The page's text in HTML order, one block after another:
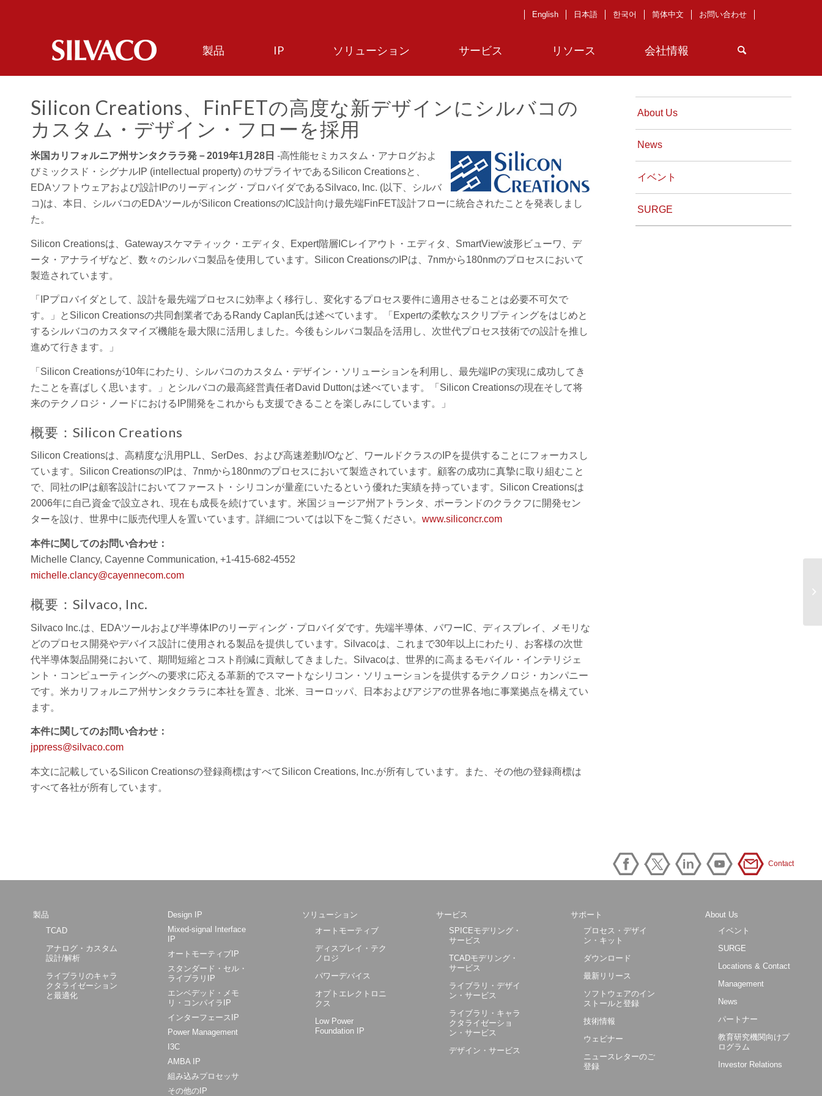
製品 IP ソリューション サービス リソース 会社情報
English 日本語 한국어 简体中文 お問い合わせ
Silicon Creations、FinFETの高度な新デザインにシルバコの
カスタム・デザイン・フローを採用
米国カリフォルニア州サンタクララ発－2019年1月28日 -高性能セミカスタム・アナログおよ
びミックスド・シグナルIP (intellectual property) のサプライヤであるSilicon Creationsと、
EDAソフトウェアおよび設計IPのリーディング・プロバイダであるSilvaco, Inc. (以下、シルバ
コ)は、本日、シルバコのEDAツールがSilicon CreationsのIC設計向け最先端FinFET設計フローに統合されたことを発表しまし
た。
Silicon Creationsは、Gatewayスケマティック・エディタ、Expert階層ICレイアウト・エディタ、SmartView波形ビューワ、デ
ータ・アナライザなど、数々のシルバコ製品を使用しています。Silicon CreationsのIPは、7nmから180nmのプロセスにおいて
製造されています。
「IPプロバイダとして、設計を最先端プロセスに効率よく移行し、変化するプロセス要件に適用させることは必要不可欠で
す。」とSilicon Creationsの共同創業者であるRandy Caplan氏は述べています。「Expertの柔軟なスクリプティングをはじめと
するシルバコのカスタマイズ機能を最大限に活用しました。今後もシルバコ製品を活用し、次世代プロセス技術での設計を推し
進めて行きます。」
「Silicon Creationsが10年にわたり、シルバコのカスタム・デザイン・ソリューションを利用し、最先端IPの実現に成功してき
たことを喜ばしく思います。」とシルバコの最高経営責任者David Duttonは述べています。「Silicon Creationsの現在そして将
来のテクノロジ・ノードにおけるIP開発をこれからも支援できることを楽しみにしています。」
概要：Silicon Creations
Silicon Creationsは、高精度な汎用PLL、SerDes、および高速差動I/Oなど、ワールドクラスのIPを提供することにフォーカスし
ています。Silicon CreationsのIPは、7nmから180nmのプロセスにおいて製造されています。顧客の成功に真摯に取り組むこと
で、同社のIPは顧客設計においてファースト・シリコンが量産にいたるという優れた実績を持っています。Silicon Creationsは
2006年に自己資金で設立され、現在も成長を続けています。米国ジョージア州アトランタ、ポーランドのクラクフに開発セン
ターを設け、世界中に販売代理人を置いています。詳細については以下をご覧ください。 www.siliconcr.com
本件に関してのお問い合わせ：
Michelle Clancy, Cayenne Communication, +1-415-682-4552
michelle.clancy@cayennecom.com
概要：Silvaco, Inc.
Silvaco Inc.は、EDAツールおよび半導体IPのリーディング・プロバイダです。先端半導体、パワーIC、ディスプレイ、メモリな
どのプロセス開発やデバイス設計に使用される製品を提供しています。Silvacoは、これまで30年以上にわたり、お客様の次世
代半導体製品開発において、期間短縮とコスト削減に貢献してきました。Silvacoは、世界的に高まるモバイル・インテリジェ
ント・コンピューティングへの要求に応える革新的でスマートなシリコン・ソリューションを提供するテクノロジ・カンパニー
です。米カリフォルニア州サンタクララに本社を置き、北米、ヨーロッパ、日本およびアジアの世界各地に事業拠点を構えてい
ます。
本件に関してのお問い合わせ：
jppress@silvaco.com
本文に記載しているSilicon Creationsの登録商標はすべてSilicon Creations, Inc.が所有しています。また、その他の登録商標は
すべて各社が所有しています。
About Us
News
イベント
SURGE
Contact
製品
TCAD
アナログ・カスタム
設計/解析
ライブラリのキャラ
クタライゼーション
と最適化
Design IP
Mixed-signal Interface
IP
オートモーティブIP
スタンダード・セル・
ライブラリIP
エンベデッド・メモ
リ・コンパイラIP
インターフェースIP
Power Management
I3C
AMBA IP
組み込みプロセッサ
その他のIP
ソリューション
オートモーティブ
ディスプレイ・テク
ノロジ
パワーデバイス
オプトエレクトロニ
クス
Low Power
Foundation IP
サービス
SPICEモデリング・
サービス
TCADモデリング・
サービス
ライブラリ・デザイ
ン・サービス
ライブラリ・キャラ
クタライゼーショ
ン・サービス
デザイン・サービス
サポート
プロセス・デザイ
ン・キット
ダウンロード
最新リリース
ソフトウェアのイン
ストールと登録
技術情報
ウェビナー
ニュースレターのご
登録
About Us
イベント
SURGE
Locations & Contact
Management
News
パートナー
教育研究機関向けプ
ログラム
Investor Relations